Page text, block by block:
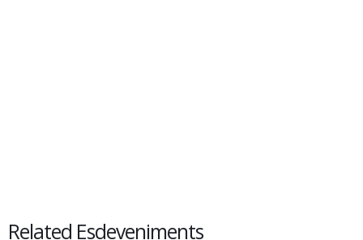
Related Esdeveniments